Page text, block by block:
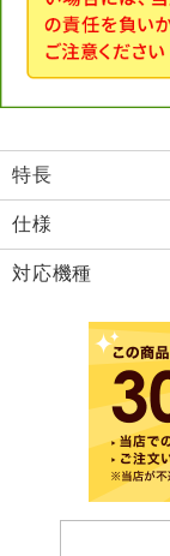
特長
仕様
対応機種